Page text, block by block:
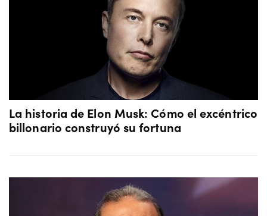
La historia de Elon Musk: Cómo el excéntrico
billonario construyó su fortuna